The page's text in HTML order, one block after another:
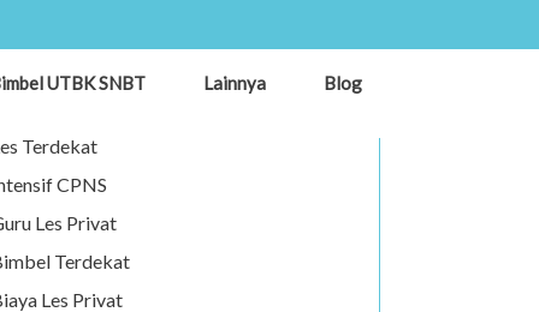
UTBK SNBT Lainnya Blog
Terdekat
CPNS
Les Privat
Terdekat
Les Privat